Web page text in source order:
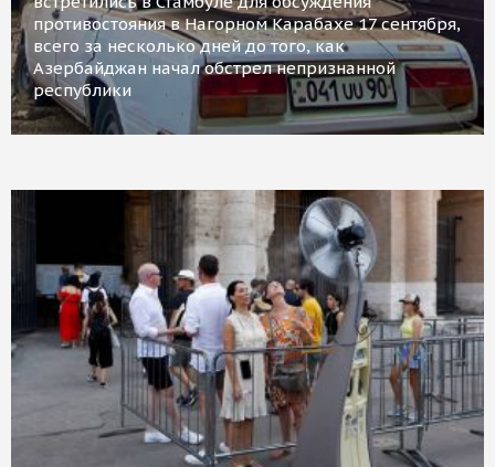
противостояния в Нагорном Карабахе 17 сентября,
всего за несколько дней до того, как
Азербайджан начал обстрел непризнанной
республики